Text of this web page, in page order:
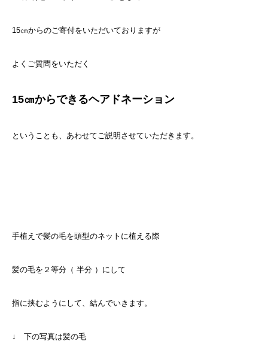
15㎝からのご寄付をいただいておりますが
よくご質問をいただく
15㎝からできるヘアドネーション
ということも、あわせてご説明させていただきます。
手植えで髪の毛を頭型のネットに植える際
髪の毛を２等分（ 半分 ）にして
指に挟むようにして、結んでいきます。
↓ 下の写真は髪の毛